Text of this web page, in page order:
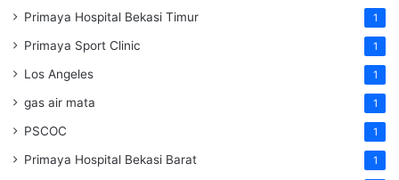
Primaya Hospital Bekasi Timur 1
Primaya Sport Clinic 1
Los Angeles 1
gas air mata 1
PSCOC 1
Primaya Hospital Bekasi Barat 1